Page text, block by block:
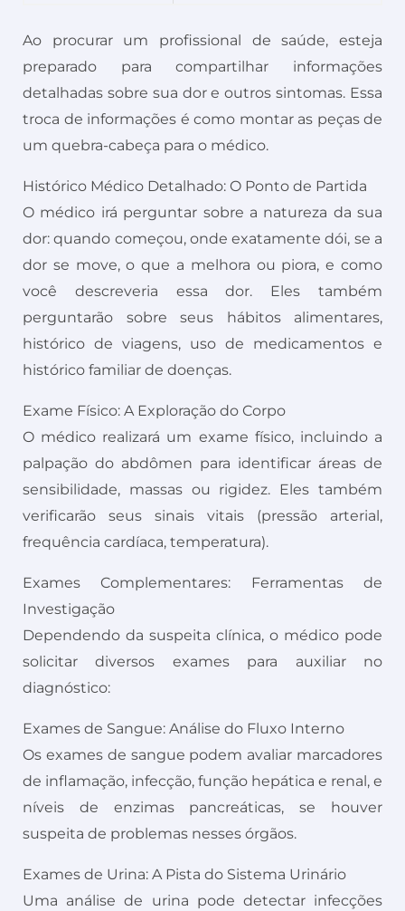
Ao procurar um profissional de saúde, esteja
preparado para compartilhar informações
detalhadas sobre sua dor e outros sintomas. Essa
troca de informações é como montar as peças de
um quebra-cabeça para o médico.
Histórico Médico Detalhado: O Ponto de Partida
O médico irá perguntar sobre a natureza da sua
dor: quando começou, onde exatamente dói, se a
dor se move, o que a melhora ou piora, e como
você descreveria essa dor. Eles também
perguntarão sobre seus hábitos alimentares,
histórico de viagens, uso de medicamentos e
histórico familiar de doenças.
Exame Físico: A Exploração do Corpo
O médico realizará um exame físico, incluindo a
palpação do abdômen para identificar áreas de
sensibilidade, massas ou rigidez. Eles também
verificarão seus sinais vitais (pressão arterial,
frequência cardíaca, temperatura).
Exames Complementares: Ferramentas de
Investigação
Dependendo da suspeita clínica, o médico pode
solicitar diversos exames para auxiliar no
diagnóstico:
Exames de Sangue: Análise do Fluxo Interno
Os exames de sangue podem avaliar marcadores
de inflamação, infecção, função hepática e renal, e
níveis de enzimas pancreáticas, se houver
suspeita de problemas nesses órgãos.
Exames de Urina: A Pista do Sistema Urinário
Uma análise de urina pode detectar infecções